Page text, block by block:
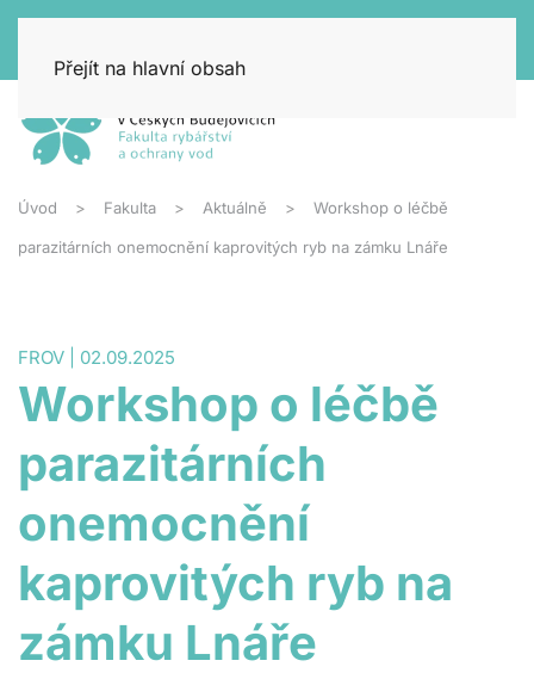
Přejít na hlavní obsah
Úvod Fakulta Aktuálně Workshop o léčbě
parazitárních onemocnění kaprovitých ryb na zámku Lnáře
FROV | 02.09.2025
Workshop o léčbě
parazitárních
onemocnění
kaprovitých ryb na
zámku Lnáře